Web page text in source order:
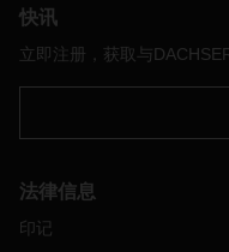
快讯
立即注册，获取与
法律信息
印记